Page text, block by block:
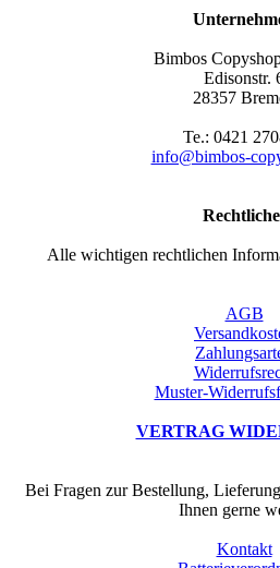
Bimbos
Edisonstr.
28357
Te.: 0421
info@bimbos-
Alle wichtigen rechtlichen
AGB
Muster-
VERTRAG
Bei Fragen zur Bestellung,
Ihnen gerne
Kontakt